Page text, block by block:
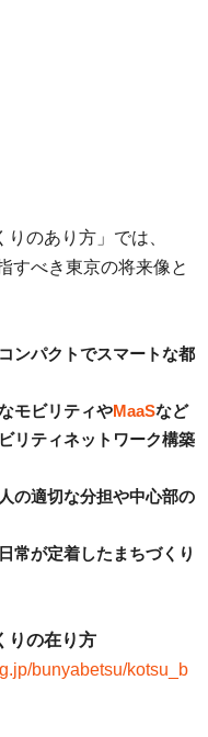
のあり方」では、
すべき東京の将来像と
ンパクトでスマートな都
モビリティやMaaSなど
リティネットワーク構築
の適切な分担や中心部の
常が定着したまちづくり
りの在り方
bunyabetsu/kotsu_b